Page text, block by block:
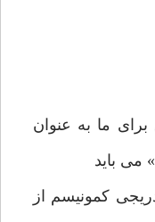
ما به عنوان
می باید
کمونیسم از